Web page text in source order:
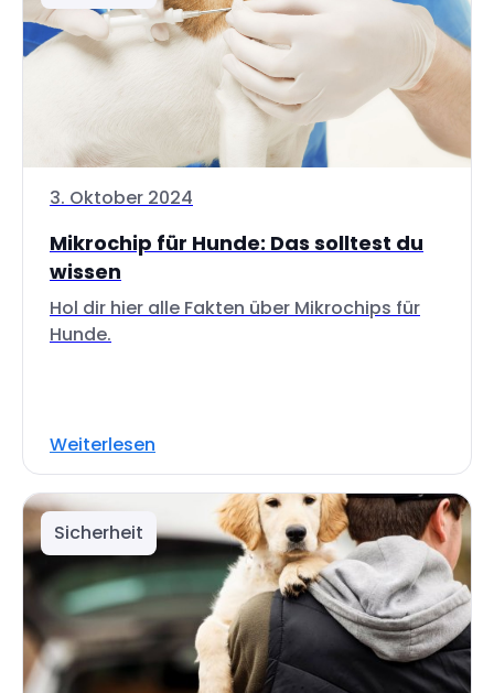
3. Oktober 2024
Mikrochip für Hunde: Das solltest du
wissen
Hol dir hier alle Fakten über Mikrochips für
Hunde.
Weiterlesen
Sicherheit